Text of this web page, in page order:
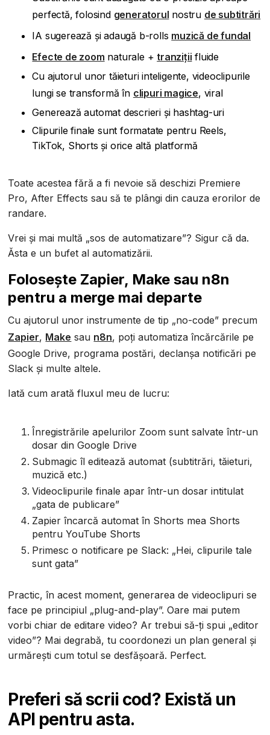
perfectă, folosind generatorul nostru de subtitrări
IA sugerează și adaugă b-rolls muzică de fundal
Efecte de zoom naturale + tranziții fluide
Cu ajutorul unor tăieturi inteligente, videoclipurile
lungi se transformă în clipuri magice, viral
Generează automat descrieri și hashtag-uri
Clipurile finale sunt formatate pentru Reels,
TikTok, Shorts și orice altă platformă
Toate acestea fără a fi nevoie să deschizi Premiere
Pro, After Effects sau să te plângi din cauza erorilor de
randare.
Vrei și mai multă „sos de automatizare”? Sigur că da.
Ăsta e un bufet al automatizării.
Folosește Zapier, Make sau n8n
pentru a merge mai departe
Cu ajutorul unor instrumente de tip „no-code” precum
Zapier, Make sau n8n, poți automatiza încărcările pe
Google Drive, programa postări, declanșa notificări pe
Slack și multe altele.
Iată cum arată fluxul meu de lucru:
Înregistrările apelurilor Zoom sunt salvate într-un
dosar din Google Drive
Submagic îl editează automat (subtitrări, tăieturi,
muzică etc.)
Videoclipurile finale apar într-un dosar intitulat
„gata de publicare”
Zapier încarcă automat în Shorts mea Shorts
pentru YouTube Shorts
Primesc o notificare pe Slack: „Hei, clipurile tale
sunt gata”
Practic, în acest moment, generarea de videoclipuri se
face pe principiul „plug-and-play”. Oare mai putem
vorbi chiar de editare video? Ar trebui să-ți spui „editor
video”? Mai degrabă, tu coordonezi un plan general și
urmărești cum totul se desfășoară. Perfect.
Preferi să scrii cod? Există un
API pentru asta.